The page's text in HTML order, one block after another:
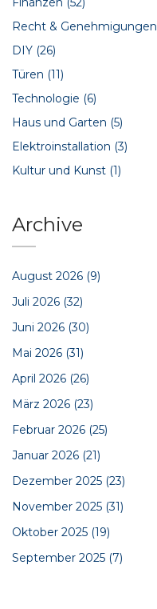
Recht & Genehmigungen
DIY (26)
Türen (11)
Technologie (6)
Haus und Garten (5)
Elektroinstallation (3)
Kultur und Kunst (1)
Archive
August 2026 (9)
Juli 2026 (32)
Juni 2026 (30)
Mai 2026 (31)
April 2026 (26)
März 2026 (23)
Februar 2026 (25)
Januar 2026 (21)
Dezember 2025 (23)
November 2025 (31)
Oktober 2025 (19)
September 2025 (7)